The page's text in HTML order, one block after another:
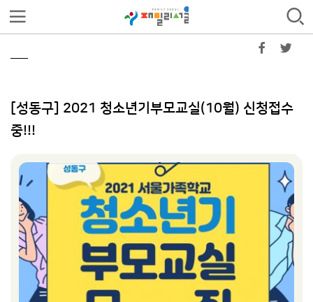
[성동구] 2021 청소년기부모교실(10월) 신청접수
중!!!